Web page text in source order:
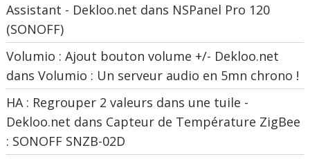
Assistant - Dekloo.net dans NSPanel Pro 120
(SONOFF)
Volumio : Ajout bouton volume +/- Dekloo.net
dansVolumio : Un serveur audio en 5mn chrono !
HA : Regrouper 2 valeurs dans une tuile -
Dekloo.net dans Capteur de Température ZigBee
: SONOFF SNZB-02D